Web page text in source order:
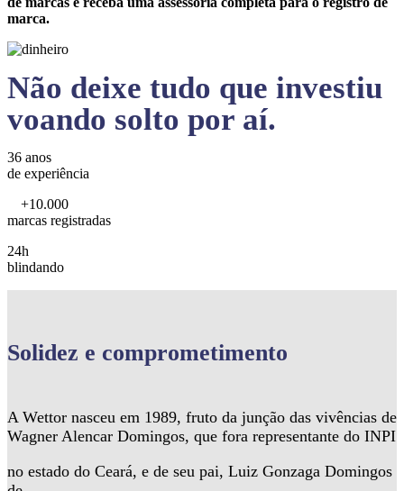
marca.
Não deixe tudo que investiu
voando solto por aí.
36 anos
de experiência
+10.000
marcas registradas
24h
blindando
Solidez e comprometimento
A Wettor nasceu em 1989, fruto da junção das vivências de
Wagner Alencar Domingos, que fora representante do INPI
no estado do Ceará, e de seu pai, Luiz Gonzaga Domingos